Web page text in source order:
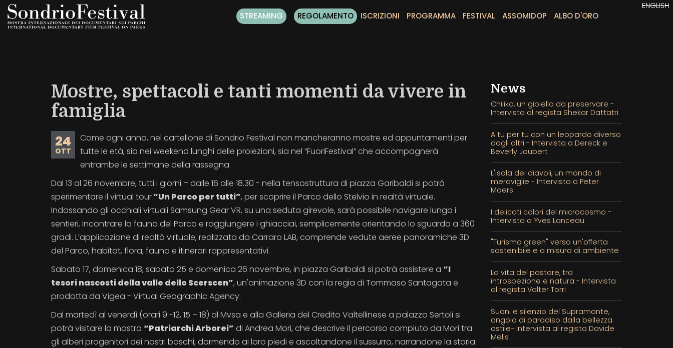
Salta
STREAMING REGOLAMENTO ISCRIZIONI PROGRAMMA FESTIVAL ASSOMIDOP ALBO D'ORO
ENGLISH
Mostre, spettacoli e tanti momenti da vivere in
famiglia
24
OTT
Come ogni anno, nel cartellone di Sondrio Festival non mancheranno mostre ed appuntamenti per
tutte le età, sia nei weekend lunghi delle proiezioni, sia nel “FuoriFestival” che accompagnerà
entrambe le settimane della rassegna.
Dal 13 al 26 novembre, tutti i giorni – dalle 16 alle 18.30 - nella tensostruttura di piazza Garibaldi si potrà
sperimentare il virtual tour“Un Parco per tutti”, per scoprire il Parco dello Stelvio in realtà virtuale.
Indossando gli occhiali virtuali Samsung Gear VR, su una seduta girevole, sarà possibile navigare lungo i
sentieri, incontrare la fauna del Parco e raggiungere i ghiacciai, semplicemente orientando lo sguardo a 360
gradi. L’applicazione di realtà virtuale, realizzata da Carraro LAB, comprende vedute aeree panoramiche 3D
del Parco, habitat, flora, fauna e itinerari rappresentativi.
Sabato 17, domenica 18, sabato 25 e domenica 26 novembre, in piazza Garibaldi si potrà assistere a “I
tesori nascosti della valle dello Scerscen”, un'animazione 3D con la regia di Tommaso Santagata e
prodotta da Vigea - Virtual Geographic Agency.
Dal martedì al venerdì (orari 9 -12, 15 – 18) al Mvsa e alla Galleria del Credito Valtellinese a palazzo Sertoli si
potrà visitare la mostra “Patriarchi Arborei” di Andrea Mori, che descrive il percorso compiuto da Mori tra
gli alberi progenitori dei nostri boschi, dormendo ai loro piedi e ascoltandone il sussurro, narrandone la storia
News
Chilika, un gioiello da preservare -
Intervista al regista Shekar Dattatri
A tu per tu con un leopardo diverso
dagli altri - Intervista a Dereck e
Beverly Joubert
L'isola dei diavoli, un mondo di
meraviglie - Intervista a Peter
Moers
I delicati colori del microcosmo -
Intervista a Yves Lanceau
"Turismo green" verso un'offerta
sostenibile e a misura di ambiente
La vita del pastore, tra
introspezione e natura - Intervista
al regista Valter Torri
Suoni e silenzio del Supramonte,
angolo di paradiso dalla bellezza
ostile- Intervista al regista Davide
Melis